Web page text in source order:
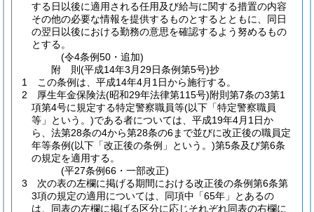
する日以後に適用される任用及び給与に関する措置の内容
その他の必要な情報を提供するものとするとともに、同日
の翌日以後における勤務の意思を確認するよう努めるもの
とする。
(令4条例50・追加)
附 則(平成14年3月29日条例第5号)抄
1
この条例は、平成14年4月1日から施行する。
2
厚生年金保険法(昭和29年法律第115号)附則第7条の3第1
項第4号に規定する特定警察職員等(以下「特定警察職員
等」という。)である者については、平成19年4月1日か
ら、法第28条の4から第28条の6まで並びに改正後の職員定
年等条例(以下「改正後の条例」という。)第5条及び第6条
の規定を適用する。
(平27条例66・一部改正)
3
次の表の左欄に掲げる期間における改正後の条例第6条第
3項の規定の適用については、同項中「65年」とあるの
は、同表の左欄に掲げる区分に応じそれぞれ同表の右欄に